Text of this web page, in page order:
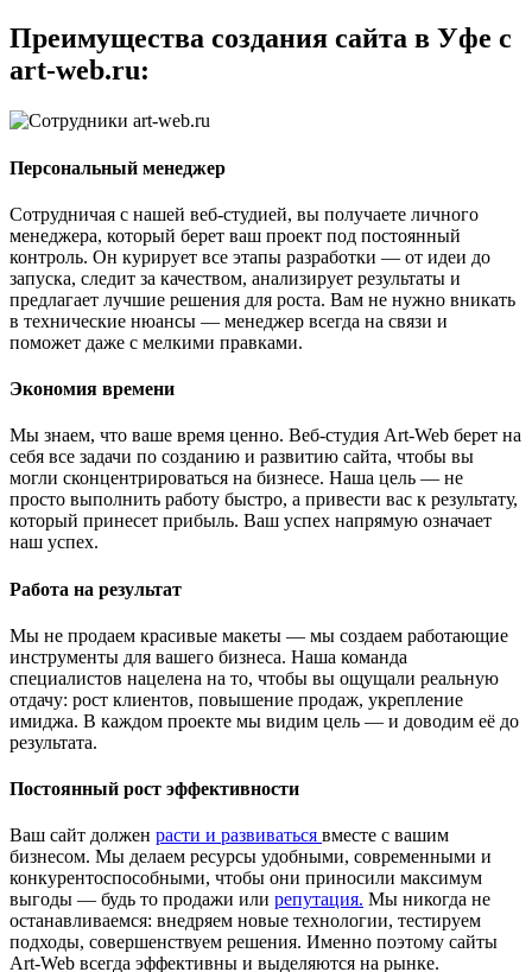
Преимущества создания сайта в Уфе с
art-web.ru:
Персональный менеджер
Сотрудничая с нашей веб-студией, вы получаете личного
менеджера, который берет ваш проект под постоянный
контроль. Он курирует все этапы разработки — от идеи до
запуска, следит за качеством, анализирует результаты и
предлагает лучшие решения для роста. Вам не нужно вникать
в технические нюансы — менеджер всегда на связи и
поможет даже с мелкими правками.
Экономия времени
Мы знаем, что ваше время ценно. Веб-студия Art-Web берет на
себя все задачи по созданию и развитию сайта, чтобы вы
могли сконцентрироваться на бизнесе. Наша цель — не
просто выполнить работу быстро, а привести вас к результату,
который принесет прибыль. Ваш успех напрямую означает
наш успех.
Работа на результат
Мы не продаем красивые макеты — мы создаем работающие
инструменты для вашего бизнеса. Наша команда
специалистов нацелена на то, чтобы вы ощущали реальную
отдачу: рост клиентов, повышение продаж, укрепление
имиджа. В каждом проекте мы видим цель — и доводим её до
результата.
Постоянный рост эффективности
Ваш сайт должен расти и развиваться вместе с вашим
бизнесом. Мы делаем ресурсы удобными, современными и
конкурентоспособными, чтобы они приносили максимум
выгоды — будь то продажи или репутация. Мы никогда не
останавливаемся: внедряем новые технологии, тестируем
подходы, совершенствуем решения. Именно поэтому сайты
Art-Web всегда эффективны и выделяются на рынке.